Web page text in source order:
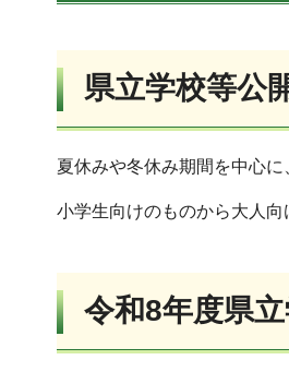
県立学校等公
夏休みや冬休み期間を中心
小学生向けのものから大人
令和8年度県立